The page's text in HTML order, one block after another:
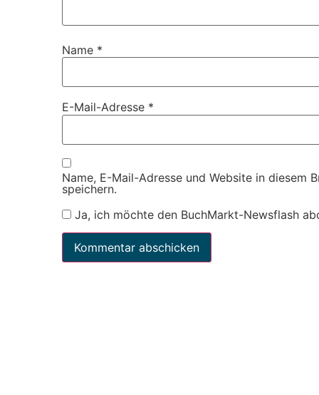
Name *
E-Mail-Adresse *
Name, E-Mail-Adresse und Website in diesem
speichern.
Ja, ich möchte den BuchMarkt-Newsflash